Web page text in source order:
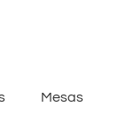
Mesas